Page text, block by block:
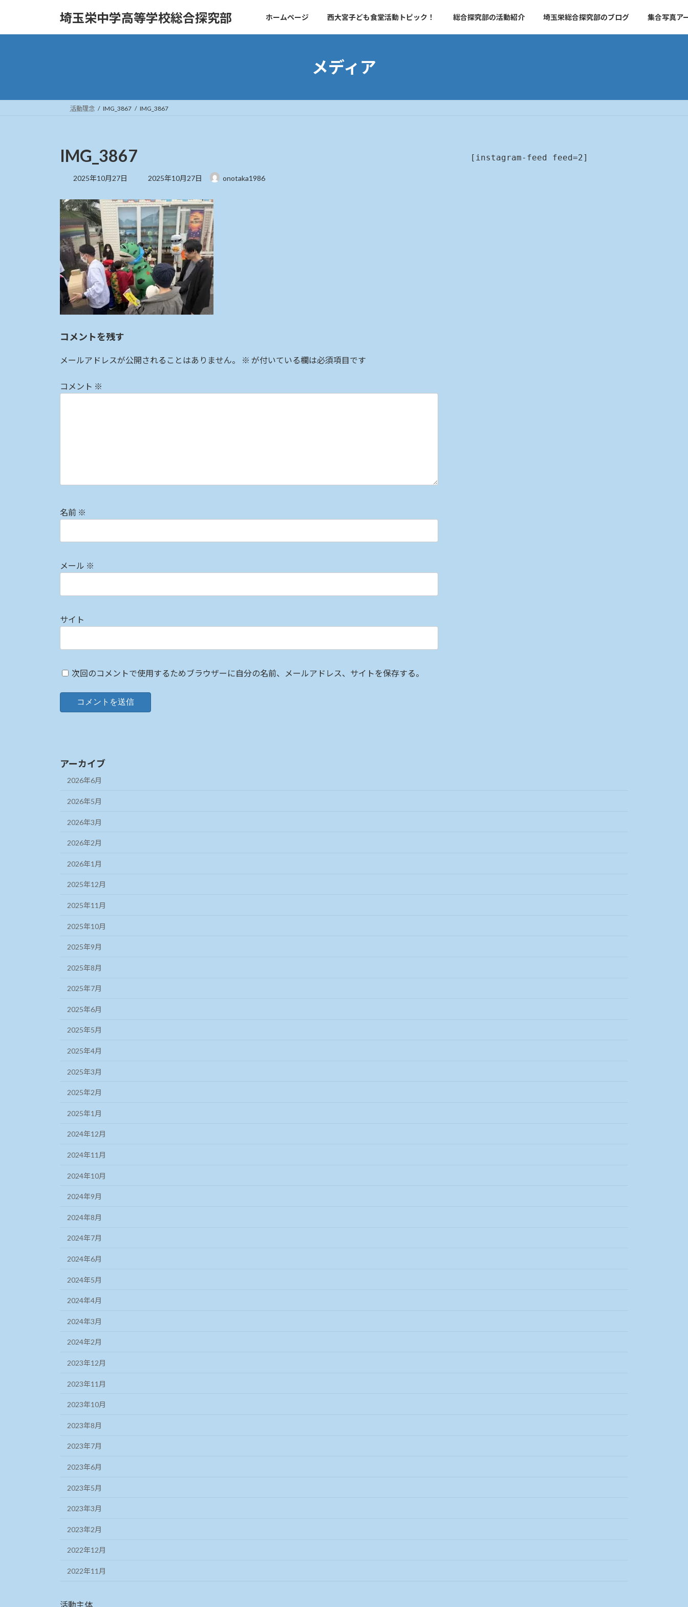
埼玉栄中学高等学校総合探究部 ホームページ 西大宮子ども食堂活動トピック！ 総合探究部の活動紹介 埼玉栄総合探究部のブログ 集合写真ア
メディア
活動理念 IMG_3867 IMG_3867
IMG_3867
2025年10月27日
最
新
日
時
:
2025年10月27日 onotaka1986
コメントを残す
メールアドレスが公開されることはありません。 ※ が付いている欄は必須項目です
コメント ※
名前 ※
メール ※
サイト
次回のコメントで使用するためブラウザーに自分の名前、メールアドレス、サイトを保存する。
[instagram-feed feed=2]
アーカイブ
2026年6月
2026年5月
2026年3月
2026年2月
2026年1月
2025年12月
2025年11月
2025年10月
2025年9月
2025年8月
2025年7月
2025年6月
2025年5月
2025年4月
2025年3月
2025年2月
2025年1月
2024年12月
2024年11月
2024年10月
2024年9月
2024年8月
2024年7月
2024年6月
2024年5月
2024年4月
2024年3月
2024年2月
2023年12月
2023年11月
2023年10月
2023年8月
2023年7月
2023年6月
2023年5月
2023年3月
2023年2月
2022年12月
2022年11月
活動主体